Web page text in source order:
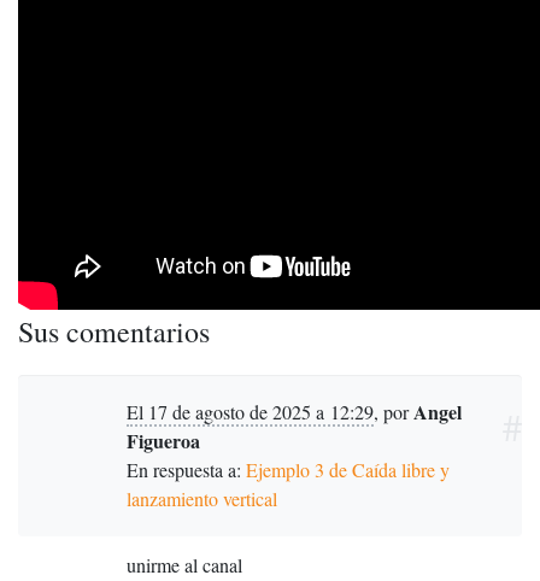
Sus comentarios
El 17 de agosto de 2025 a 12:29, porAngel
Figueroa
En respuesta a: Ejemplo 3 de Caída libre y
lanzamiento vertical
unirme al canal